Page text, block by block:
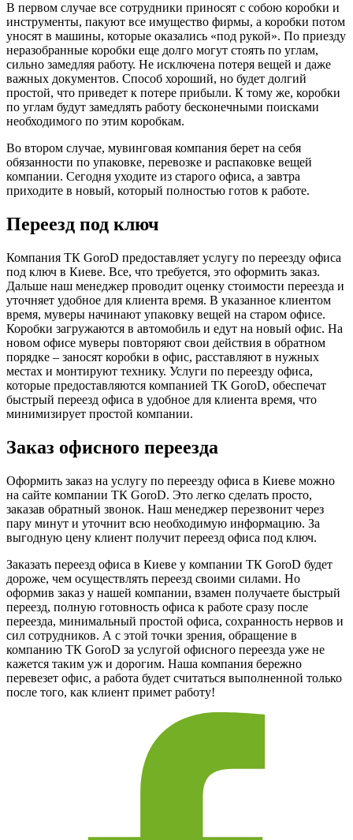
В первом случае все сотрудники приносят с собою коробки и
инструменты, пакуют все имущество фирмы, а коробки потом
уносят в машины, которые оказались «под рукой». По приезду
неразобранные коробки еще долго могут стоять по углам,
сильно замедляя работу. Не исключена потеря вещей и даже
важных документов. Способ хороший, но будет долгий
простой, что приведет к потере прибыли. К тому же, коробки
по углам будут замедлять работу бесконечными поисками
необходимого по этим коробкам.
Во втором случае, мувинговая компания берет на себя
обязанности по упаковке, перевозке и распаковке вещей
компании. Сегодня уходите из старого офиса, а завтра
приходите в новый, который полностью готов к работе.
Переезд под ключ
Компания ТК GoroD предоставляет услугу по переезду офиса
под ключ в Киеве. Все, что требуется, это оформить заказ.
Дальше наш менеджер проводит оценку стоимости переезда и
уточняет удобное для клиента время. В указанное клиентом
время, муверы начинают упаковку вещей на старом офисе.
Коробки загружаются в автомобиль и едут на новый офис. На
новом офисе муверы повторяют свои действия в обратном
порядке – заносят коробки в офис, расставляют в нужных
местах и монтируют технику. Услуги по переезду офиса,
которые предоставляются компанией ТК GoroD, обеспечат
быстрый переезд офиса в удобное для клиента время, что
минимизирует простой компании.
Заказ офисного переезда
Оформить заказ на услугу по переезду офиса в Киеве можно
на сайте компании ТК GoroD. Это легко сделать просто,
заказав обратный звонок. Наш менеджер перезвонит через
пару минут и уточнит всю необходимую информацию. За
выгодную цену клиент получит переезд офиса под ключ.
Заказать переезд офиса в Киеве у компании ТК GoroD будет
дороже, чем осуществлять переезд своими силами. Но
оформив заказ у нашей компании, взамен получаете быстрый
переезд, полную готовность офиса к работе сразу после
переезда, минимальный простой офиса, сохранность нервов и
сил сотрудников. А с этой точки зрения, обращение в
компанию ТК GoroD за услугой офисного переезда уже не
кажется таким уж и дорогим. Наша компания бережно
перевезет офис, а работа будет считаться выполненной только
после того, как клиент примет работу!